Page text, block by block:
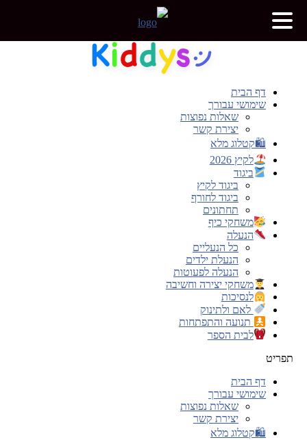
דף הבית
שימושי עבורך
שאלות נפוצות
יצירת קשר
🛍קטלוג מלא
לקיץ 2026
ביגוד
ביגוד לקיץ
ביגוד לחורף
תחתונים
משחקי כיף
הנעלה
כל הנעליים
הנעלת ילדים
הנעלה לפעוטות
משחקי יצירה וחשיבה
לנסיכות
לאם ולתינוק
תנועה והתפתחות
לבית הספר
תפריט
דף הבית
שימושי עבורך
שאלות נפוצות
יצירת קשר
🛍קטלוג מלא